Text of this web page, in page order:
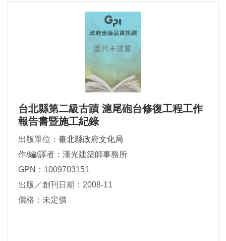
台北縣第二級古蹟 滬尾砲台修復工程工作
報告書暨施工紀錄
出版單位： 臺北縣政府文化局
作/編/譯者：漢光建築師事務所
GPN：1009703151
出版／創刊日期：2008-11
價格：未定價